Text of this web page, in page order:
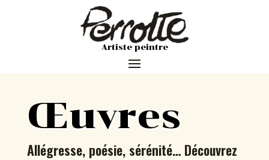
Artiste peintre
Œuvres
Allégresse, poésie, sérénité… Découvrez